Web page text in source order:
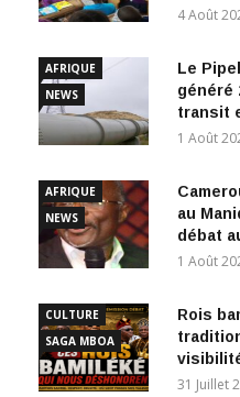
4 Août
AFRIQUE
NEWS
Le
généré
transit
1 Août
AFRIQUE
NEWS
au
débat
1 Août
CULTURE
SAGA MBOA
Rois
31 Juillet